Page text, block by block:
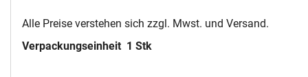
Alle Preise verstehen sich zzgl. Mwst. und Versand.
Verpackungseinheit 1 Stk